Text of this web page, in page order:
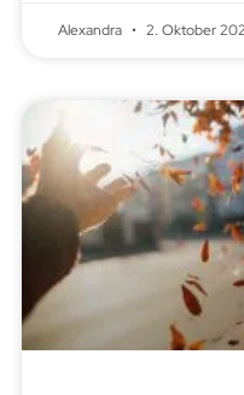
Alexandra 2. Oktober